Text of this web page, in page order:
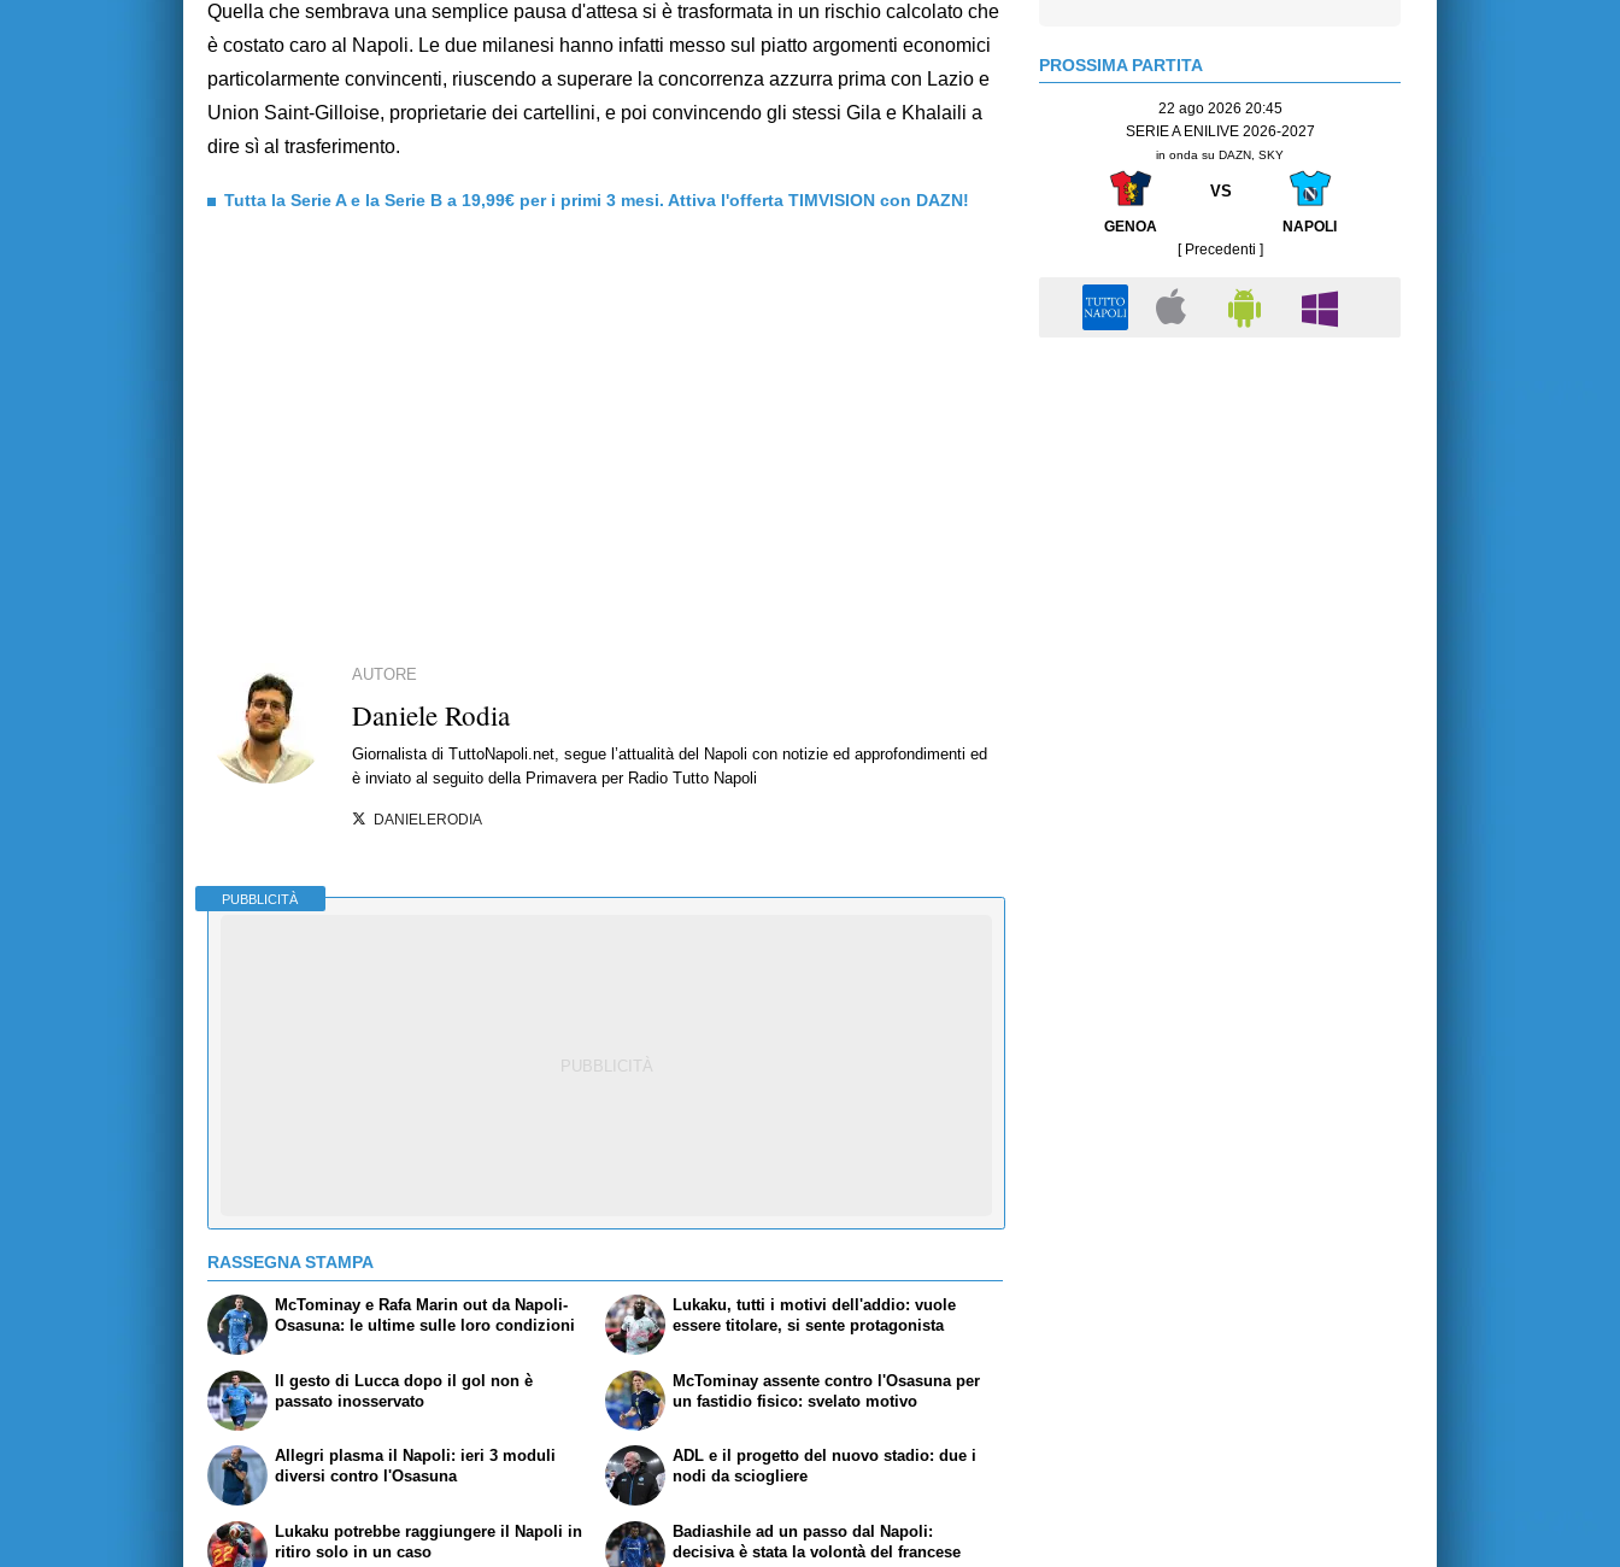
Quella che sembrava una semplice pausa d'attesa si è trasformata in un rischio calcolato che
è costato caro al Napoli. Le due milanesi hanno infatti messo sul piatto argomenti economici
particolarmente convincenti, riuscendo a superare la concorrenza azzurra prima con Lazio e
Union Saint-Gilloise, proprietarie dei cartellini, e poi convincendo gli stessi Gila e Khalaili a
dire sì al trasferimento.
Tutta la Serie A e la Serie B a 19,99€ per i primi 3 mesi. Attiva l'offerta TIMVISION con DAZN!
AUTORE
Daniele Rodia
Giornalista di TuttoNapoli.net, segue l’attualità del Napoli con notizie ed approfondimenti ed
è inviato al seguito della Primavera per Radio Tutto Napoli
DANIELERODIA
PUBBLICITÀ
RASSEGNA STAMPA
McTominay e Rafa Marin out da Napoli-
Osasuna: le ultime sulle loro condizioni
Il gesto di Lucca dopo il gol non è
passato inosservato
Lukaku, tutti i motivi dell'addio: vuole
essere titolare, si sente protagonista
McTominay assente contro l'Osasuna per
un fastidio fisico: svelato motivo
Allegri plasma il Napoli: ieri 3 moduli
diversi contro l'Osasuna
Lukaku potrebbe raggiungere il Napoli in
ritiro solo in un caso
ADL e il progetto del nuovo stadio: due i
nodi da sciogliere
Badiashile ad un passo dal Napoli:
decisiva è stata la volontà del francese
PROSSIMA PARTITA
22 ago 2026 20:45
SERIE A ENILIVE 2026-2027
in onda su DAZN, SKY
VS
GENOA
NAPOLI
[ Precedenti ]